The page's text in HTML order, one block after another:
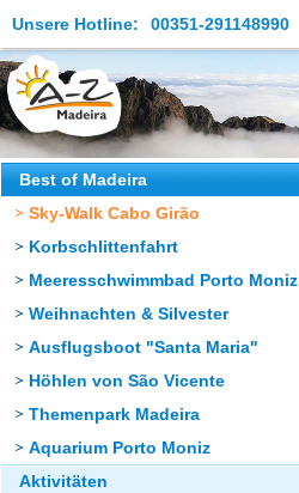
Unsere Hotline: 00351-291148990
Die Insel
Madeira Erleben
Aktuelles
Reiseangebote
Kontakt
Best of Madeira
Sky-Walk Cabo Girão
Korbschlittenfahrt
Meeresschwimmbad Porto Moniz
Weihnachten & Silvester
Ausflugsboot "Santa Maria"
Höhlen von São Vicente
Themenpark Madeira
Aquarium Porto Moniz
Aktivitäten